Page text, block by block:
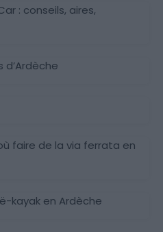
: conseils, aires,
d’Ardèche
faire de la via ferrata en
kayak en Ardèche